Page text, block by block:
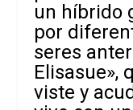
un híbrido
por
seres
Elisasue»,
viste y